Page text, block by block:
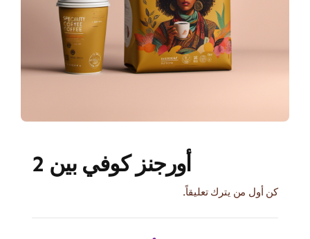
أورجنز كوفي بين 2
كن أول من يترك تعليقاً.